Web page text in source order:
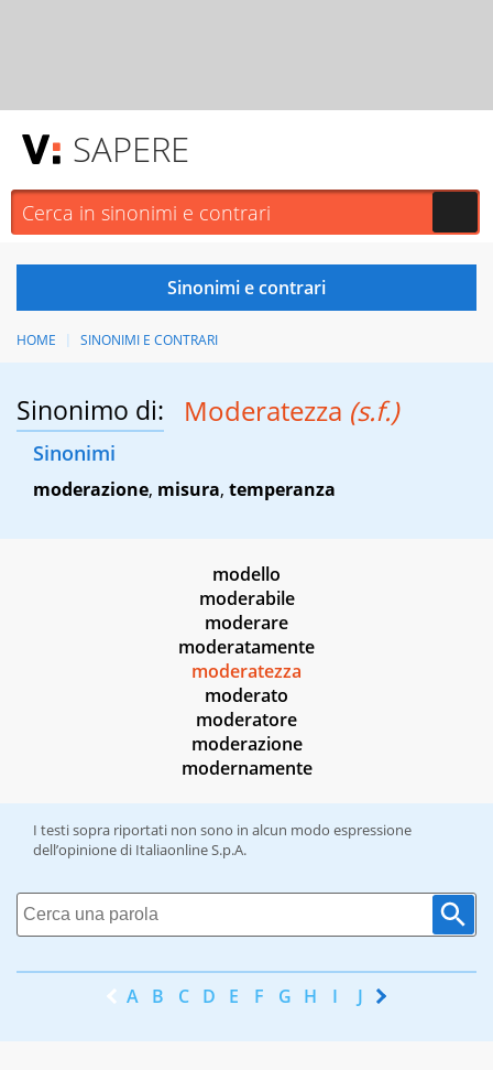
SAPERE
HOME SINONIMI E CONTRARI
Sinonimo di: Moderatezza (s.f.)
Sinonimi
moderazione, misura, temperanza
modello
moderabile
moderare
moderatamente
moderatezza
moderato
moderatore
moderazione
modernamente
I testi sopra riportati non sono in alcun modo espressione
dell’opinione di Italiaonline S.p.A.
A B C D E F G H I J K